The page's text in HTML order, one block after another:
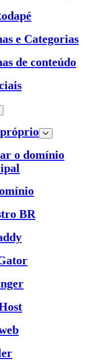
e Categorias
de conteúdo
o domínio
BR